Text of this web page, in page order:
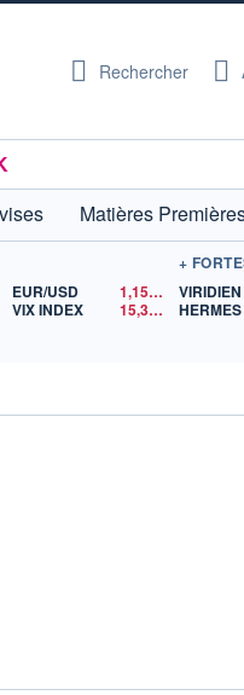
Rechercher
Matières
$US
EUR/USD 1,1524
$US
VIX INDEX
15,36$US
VIRIDIEN